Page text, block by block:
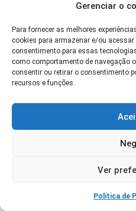
Gerenciar o
Para fornecer as melhores
cookies para armazenar e/ou
consentimento para essas
como comportamento de navegação
consentir ou retirar o consentimento
recursos e funções.
Ver
Política de
Kit de Ferramentas de